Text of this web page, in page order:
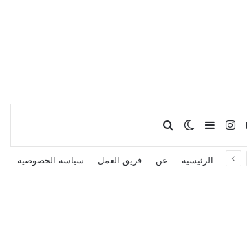
يوتيوبانستقرامإضافة عمود جانبي
الوضع المظلم
بحث عن
الرئيسية عن فريق العمل سياسة الخصوصية